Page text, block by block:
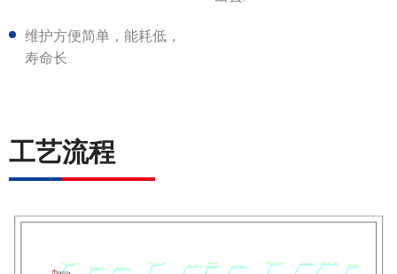
维护方便简单，能耗低，
寿命长.
工艺流程